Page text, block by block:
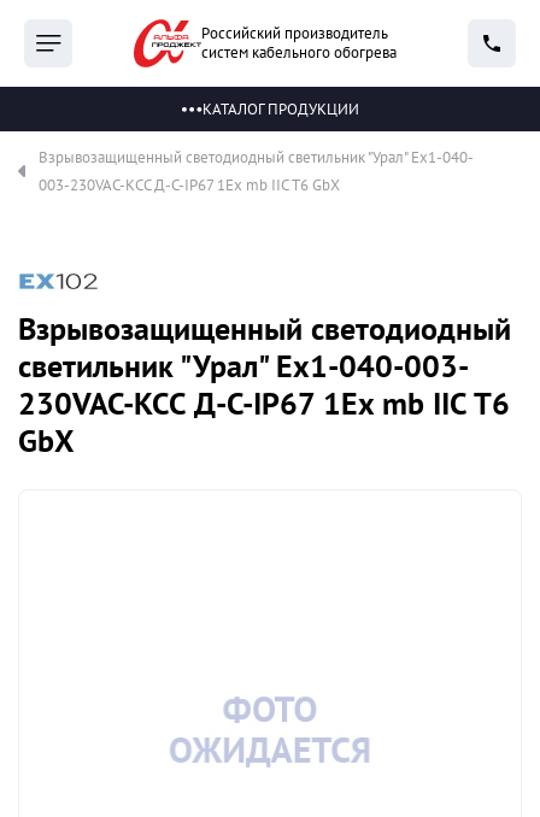
Российский производитель
систем кабельного обогрева
КАТАЛОГ ПРОДУКЦИИ
Взрывозащищенный светодиодный светильник "Урал" Ex1-040-
003-230VAC-КСС Д-С-IP67 1Ex mb IIC T6 GbX
Взрывозащищенный светодиодный
светильник "Урал" Ex1-040-003-
230VAC-КСС Д-С-IP67 1Ex mb IIC T6
GbX